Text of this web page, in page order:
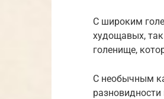
С широким
худощавых,
голенище,
С необычным